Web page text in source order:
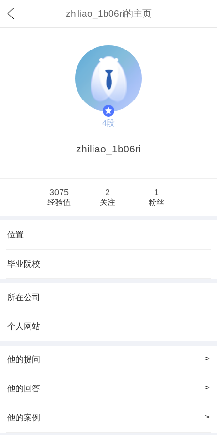
zhiliao_1b06ri的主页
4段
zhiliao_1b06ri
3075
经验值
2
关注
1
粉丝
位置
毕业院校
所在公司
个人网站
他的提问 >
他的回答 >
他的案例 >